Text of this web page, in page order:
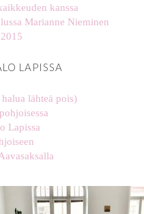
kanssa
Marianne Nieminen
LAPISSA
lähteä pois)
Lapissa
stellaharasek